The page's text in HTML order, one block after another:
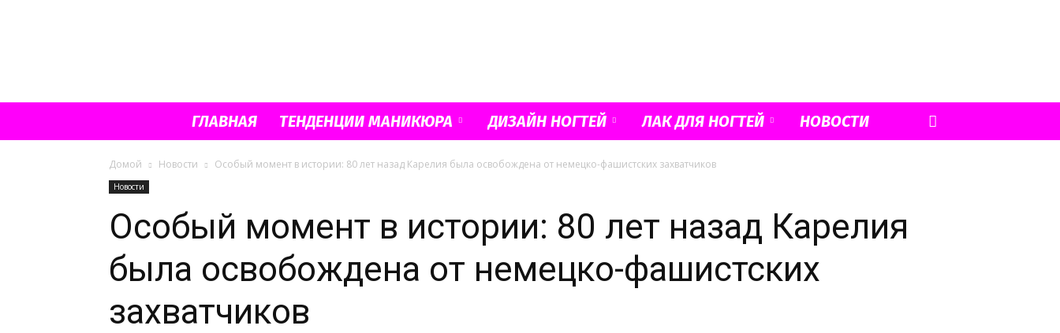
Французский
ГЛАВНАЯ ТЕНДЕНЦИИ МАНИКЮРА ДИЗАЙН НОГТЕЙ ЛАК ДЛЯ НОГТЕЙ НОВОСТИ
Домой Новости Особый момент в истории: 80 лет назад Карелия была освобождена от немецко-фашистских захватчиков
Новости
Особый момент в истории: 80 лет назад Карелия
была освобождена от немецко-фашистских
захватчиков